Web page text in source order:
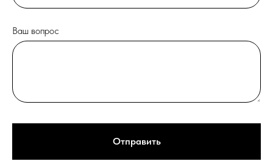
Ваш вопрос
Отправить